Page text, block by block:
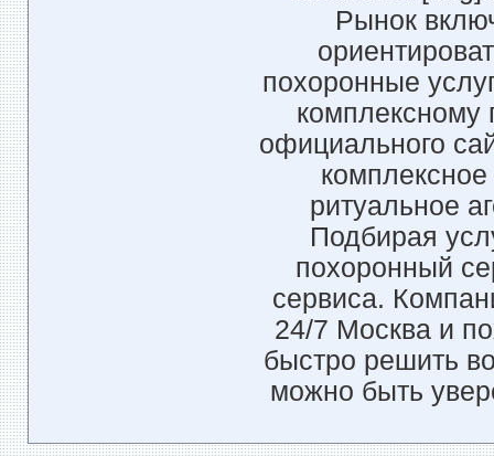
Рынок
похоронные
комплексному
официального
ритуальное
Подбирая
похоронный
сервиса.
24/7 Москва и
быстро решить
можно быть